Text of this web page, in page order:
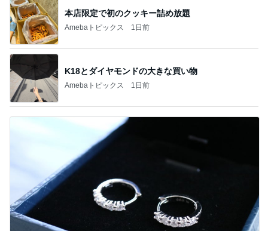
K18とダイヤモンドの大きな買い物
Amebaトピックス 1日前
待ち合わせた友達も持っていた物
Amebaトピックス